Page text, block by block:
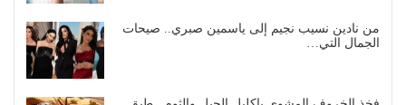
من نادين نسيب نجيم إلى ياسمين صبري.. صيحات
الجمال التي…